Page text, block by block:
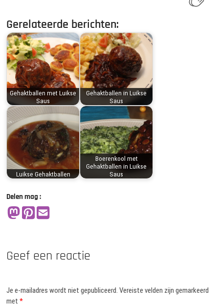
Gerelateerde berichten:
Gehaktballen met Luikse
Saus
Gehaktballen in Luikse
Saus
Luikse Gehaktballen
Boerenkool met
Gehaktballen in Luikse
Saus
Delen mag :
Geef een reactie
Je e-mailadres wordt niet gepubliceerd. Vereiste velden zijn gemarkeerd
met*